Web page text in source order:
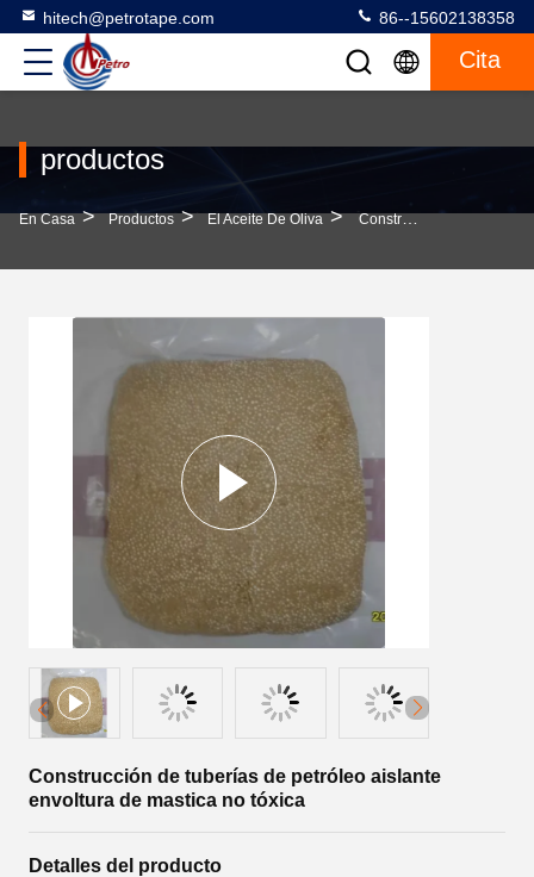
hitech@petrotape.com 86--15602138358
Cita
productos
En Casa > Productos > El Aceite De Oliva > Construcción De Tuberías De Petróleo Aislante Envoltura De Mastica No Tóxica
Construcción de tuberías de petróleo aislante
envoltura de mastica no tóxica
Detalles del producto